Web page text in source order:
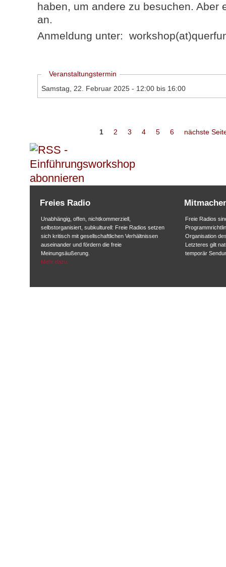
haben, um andere zu besuchen. Aber
an.
Anmeldung unter:
Ausblenden
Veranstaltungstermin
Samstag, 22. Februar 2025 - 12:00 bis 16:00
1 2 3 4 5 6 nächste
Freies Radio
Unabhängig, offen, nichtkommerziell,
selbstorganisiert, subkulturell: Freie Radios setzen
sich kritisch mit gesellschaftlichen Verhältnissen
auseinander und fördern die freie
Meinungsäußerung.
Mehr dazu.
Freie Radios
Organisation
Letzteres gilt
temporär